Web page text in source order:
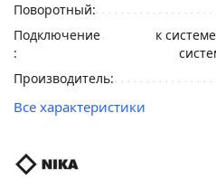
Поворотный:
Подключение
:
к
Производитель:
Все характеристики